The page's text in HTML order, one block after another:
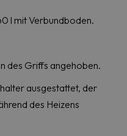
l mit Verbundboden.
des Griffs angehoben.
ausgestattet, der
des Heizens